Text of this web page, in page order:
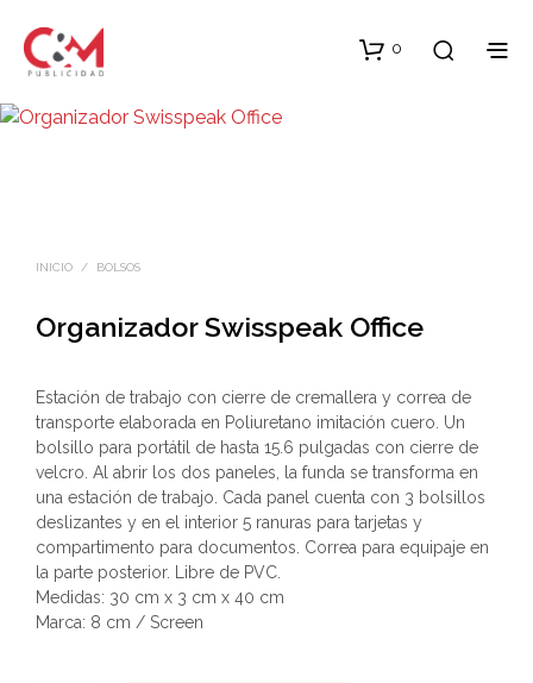
0
INICIO / BOLSOS
Organizador Swisspeak Office
Estación de trabajo con cierre de cremallera y correa de
transporte elaborada en Poliuretano imitación cuero. Un
bolsillo para portátil de hasta 15.6 pulgadas con cierre de
velcro. Al abrir los dos paneles, la funda se transforma en
una estación de trabajo. Cada panel cuenta con 3 bolsillos
deslizantes y en el interior 5 ranuras para tarjetas y
compartimento para documentos. Correa para equipaje en
la parte posterior. Libre de PVC.
Medidas: 30 cm x 3 cm x 40 cm
Marca: 8 cm / Screen